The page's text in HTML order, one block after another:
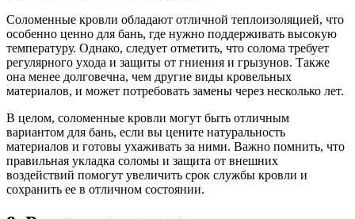
Соломенные кровли обладают отличной теплоизоляцией, что
особенно ценно для бань, где нужно поддерживать высокую
температуру. Однако, следует отметить, что солома требует
регулярного ухода и защиты от гниения и грызунов. Также
она менее долговечна, чем другие виды кровельных
материалов, и может потребовать замены через несколько лет.
В целом, соломенные кровли могут быть отличным
вариантом для бань, если вы цените натуральность
материалов и готовы ухаживать за ними. Важно помнить, что
правильная укладка соломы и защита от внешних
воздействий помогут увеличить срок службы кровли и
сохранить ее в отличном состоянии.